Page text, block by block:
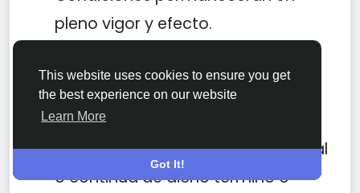
This website uses cookies to ensure you get
the best experience on our website
Learn More
Got It!
pleno vigor y efecto.
No Renuncia:
Ninguna renuncia a
cualquier término o condición de
estos Términos y Condiciones se
considerará una renuncia adicional
o continua de dicho término o